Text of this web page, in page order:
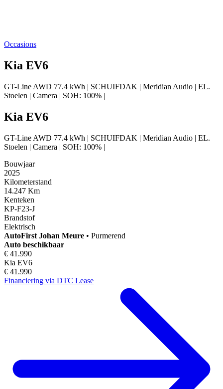
Occasions
Kia EV6
GT-Line AWD 77.4 kWh | SCHUIFDAK | Meridian Audio | EL.
Stoelen | Camera | SOH: 100% |
Kia EV6
GT-Line AWD 77.4 kWh | SCHUIFDAK | Meridian Audio | EL.
Stoelen | Camera | SOH: 100% |
Bouwjaar
2025
Kilometerstand
14.247 Km
Kenteken
KP-F23-J
Brandstof
Elektrisch
AutoFirst Johan Meure • Purmerend
Auto beschikbaar
€ 41.990
Kia EV6
€ 41.990
Financiering via DTC Lease